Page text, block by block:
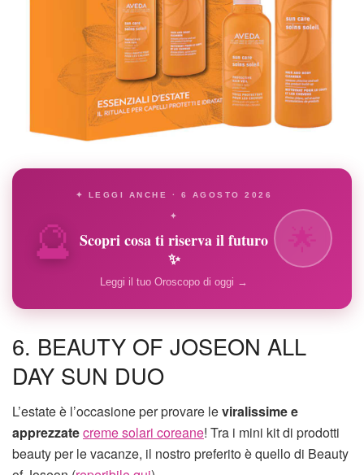
🔮
✦ LEGGI ANCHE · 6 AGOSTO 2026
✦
Scopri cosa ti riserva il futuro
✨
Leggi il tuo Oroscopo di oggi →
6. BEAUTY OF JOSEON ALL
DAY SUN DUO
L’estate è l’occasione per provare leviralissime e
apprezzatecreme solari coreane! Tra i mini kit di prodotti
beauty per le vacanze, il nostro preferito è quello di Beauty